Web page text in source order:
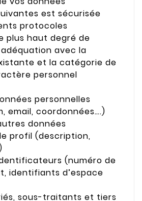
est sécurisée
protocoles
plus haut degré de
avec la
et la catégorie de
personnel
personnelles
email, coordonnées….)
données
profil (description,
(numéro de
identifiants d’espace
sous-traitants et tiers